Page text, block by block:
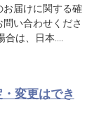
お届けに関する確
い合わせくださ
は、日本….
変更はでき